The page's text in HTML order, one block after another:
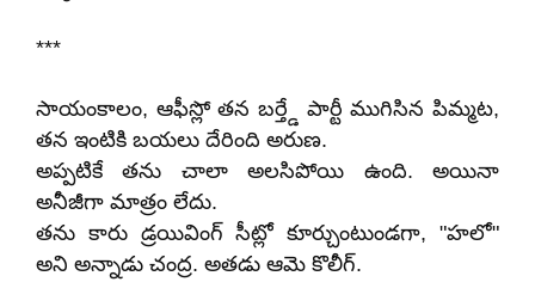
***
సాయంకాలం, ఆఫీస్లో తన బర్త్డే పార్టీ ముగిసిన పిమ్మట,
తన ఇంటికి బయలు దేరింది అరుణ.
అప్పటికే తను చాలా అలసిపోయి ఉంది. అయినా
అనీజీగా మాత్రం లేదు.
తను కారు డ్రయివింగ్ సీట్లో కూర్చుంటుండగా, "హలో"
అని అన్నాడు చంద్ర. అతడు ఆమె కొలీగ్.